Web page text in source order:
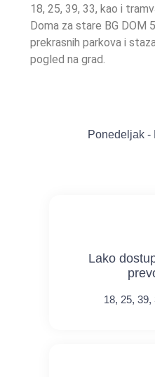
18, 25, 39, 33, kao i
Doma za stare BG DOM
prekrasnih parkova i
pogled na grad.
Ponedeljak -
Lako
18, 25, 39,